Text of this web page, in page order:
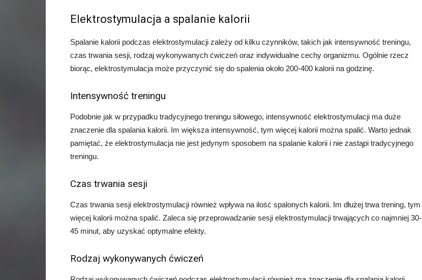
Elektrostymulacja a spalanie kalorii
Spalanie kalorii podczas elektrostymulacji zależy od kilku czynników, takich jak intensywność treningu,
czas trwania sesji, rodzaj wykonywanych ćwiczeń oraz indywidualne cechy organizmu. Ogólnie rzecz
biorąc, elektrostymulacja może przyczynić się do spalenia około 200-400 kalorii na godzinę.
Intensywność treningu
Podobnie jak w przypadku tradycyjnego treningu siłowego, intensywność elektrostymulacji ma duże
znaczenie dla spalania kalorii. Im większa intensywność, tym więcej kalorii można spalić. Warto jednak
pamiętać, że elektrostymulacja nie jest jedynym sposobem na spalanie kalorii i nie zastąpi tradycyjnego
treningu.
Czas trwania sesji
Czas trwania sesji elektrostymulacji również wpływa na ilość spalonych kalorii. Im dłużej trwa trening, tym
więcej kalorii można spalić. Zaleca się przeprowadzanie sesji elektrostymulacji trwających co najmniej 30-
45 minut, aby uzyskać optymalne efekty.
Rodzaj wykonywanych ćwiczeń